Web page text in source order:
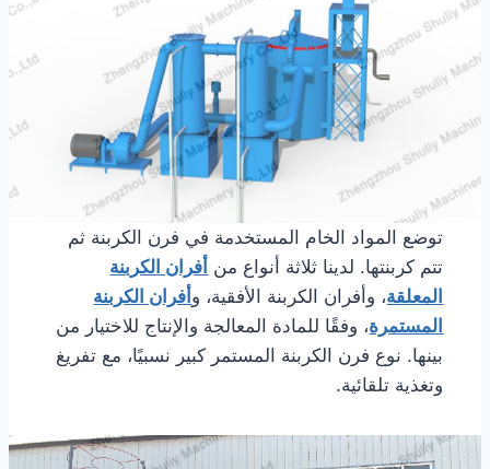
توضع المواد الخام المستخدمة في فرن الكربنة ثم
تتم كربنتها. لدينا ثلاثة أنواع من أفران الكربنة
المعلقة، وأفران الكربنة الأفقية، وأفران الكربنة
المستمرة، وفقًا للمادة المعالجة والإنتاج للاختيار من
بينها. نوع فرن الكربنة المستمر كبير نسبيًا، مع تفريغ
وتغذية تلقائية.